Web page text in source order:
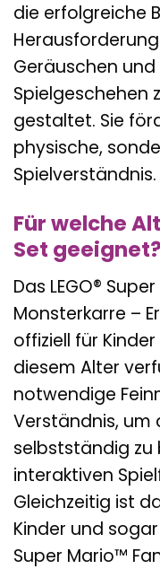
die erfolgreiche
Geräuschen
Spielgeschehen
gestaltet. Sie
physische,
Spielverständnis.
Für welche
Set geeignet?
Das LEGO®
Monsterkarre –
offiziell für
diesem Alter
notwendige
Verständnis, um
selbstständig
interaktiven
Gleichzeitig ist
Kinder und
Super Mario™